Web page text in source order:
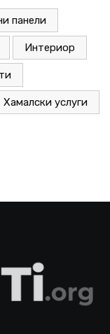
панели
Интериор
Хамалски услуги